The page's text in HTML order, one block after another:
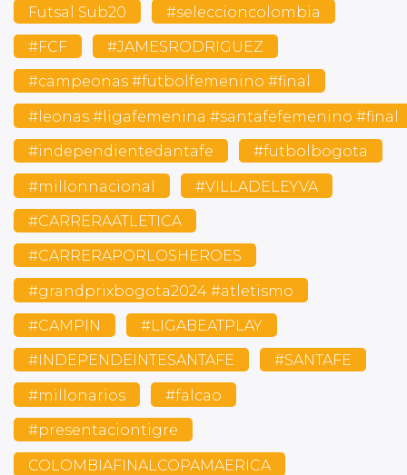
Futsal Sub20 #seleccioncolombia
#FCF #JAMESRODRIGUEZ
#campeonas #futbolfemenino #final
#leonas #ligafemenina #santafefemenino #final
#independientedantafe #futbolbogota
#millonnacional #VILLADELEYVA
#CARRERAATLETICA
#CARRERAPORLOSHEROES
#grandprixbogota2024 #atletismo
#CAMPIN #LIGABEATPLAY
#INDEPENDEINTESANTAFE #SANTAFE
#millonarios #falcao
#presentaciontigre
COLOMBIAFINALCOPAMAERICA